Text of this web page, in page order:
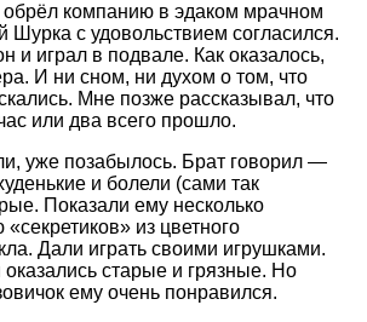
компанию в эдаком мрачном
Шурка с удовольствием согласился.
и играл в подвале. Как оказалось,
И ни сном, ни духом о том, что
Мне позже рассказывал, что
или два всего прошло.
уже позабылось. Брат говорил —
и болели (сами так
Показали ему несколько
из цветного
Дали играть своими игрушками.
старые и грязные. Но
ему очень понравился.